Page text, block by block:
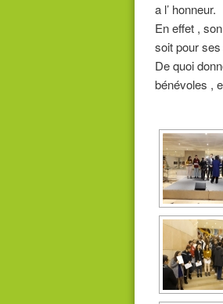
a l’ honneur.
En effet ,
soit pour
De quoi
bénévoles ,